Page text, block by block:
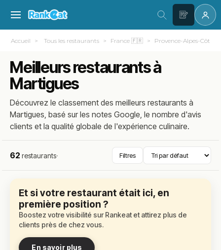
Accueil Tous les restaurants France 🇫🇷 Provence-Alpes-Côte
Meilleurs restaurants à
Martigues
Découvrez le classement des meilleurs restaurants à
Martigues, basé sur les notes Google, le nombre d'avis
clients et la qualité globale de l'expérience culinaire.
62 restaurants· Filtres
Et si votre restaurant était ici, en
première position ?
Boostez votre visibilité sur Rankeat et attirez plus de
clients près de chez vous.
En savoir plus